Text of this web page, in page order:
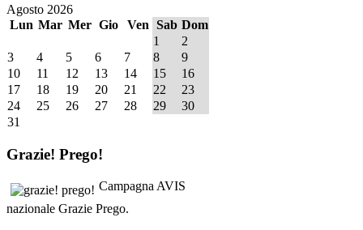
Agosto 2026
Lun Mar Mer Gio Ven Sab Dom
1
2
3
4 5 6 7 8
9
10
11 12 13 14 15
16
17
18 19 20 21 22
23
24
25 26 27 28 29
30
31
Grazie! Prego!
Campagna AVIS
nazionale Grazie Prego.